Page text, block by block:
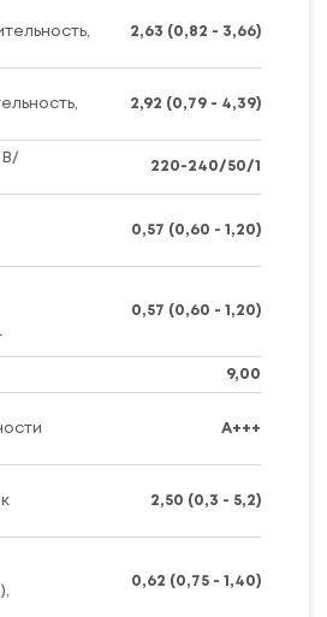
2,63 (0,82 - 3,66)
2,92 (0,79 - 4,39)
В/
220-240/50/1
0,57 (0,60 - 1,20)
0,57 (0,60 - 1,20)
9,00
A+++
2,50 (0,3 - 5,2)
0,62 (0,75 - 1,40)